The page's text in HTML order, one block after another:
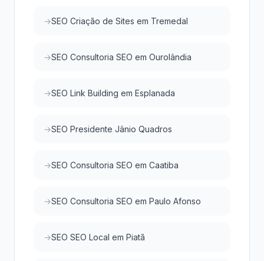
SEO Criação de Sites em Tremedal
SEO Consultoria SEO em Ourolândia
SEO Link Building em Esplanada
SEO Presidente Jânio Quadros
SEO Consultoria SEO em Caatiba
SEO Consultoria SEO em Paulo Afonso
SEO SEO Local em Piatã